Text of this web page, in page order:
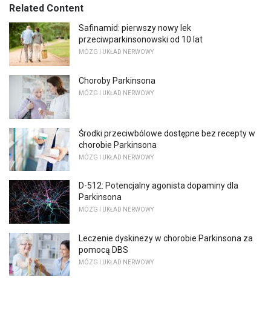
Related Content
Safinamid: pierwszy nowy lek
przeciwparkinsonowski od 10 lat
MÓZG I UKŁAD NERWOWY
Choroby Parkinsona
MÓZG I UKŁAD NERWOWY
Środki przeciwbólowe dostępne bez recepty w
chorobie Parkinsona
MÓZG I UKŁAD NERWOWY
D-512: Potencjalny agonista dopaminy dla
Parkinsona
MÓZG I UKŁAD NERWOWY
Leczenie dyskinezy w chorobie Parkinsona za
pomocą DBS
MÓZG I UKŁAD NERWOWY